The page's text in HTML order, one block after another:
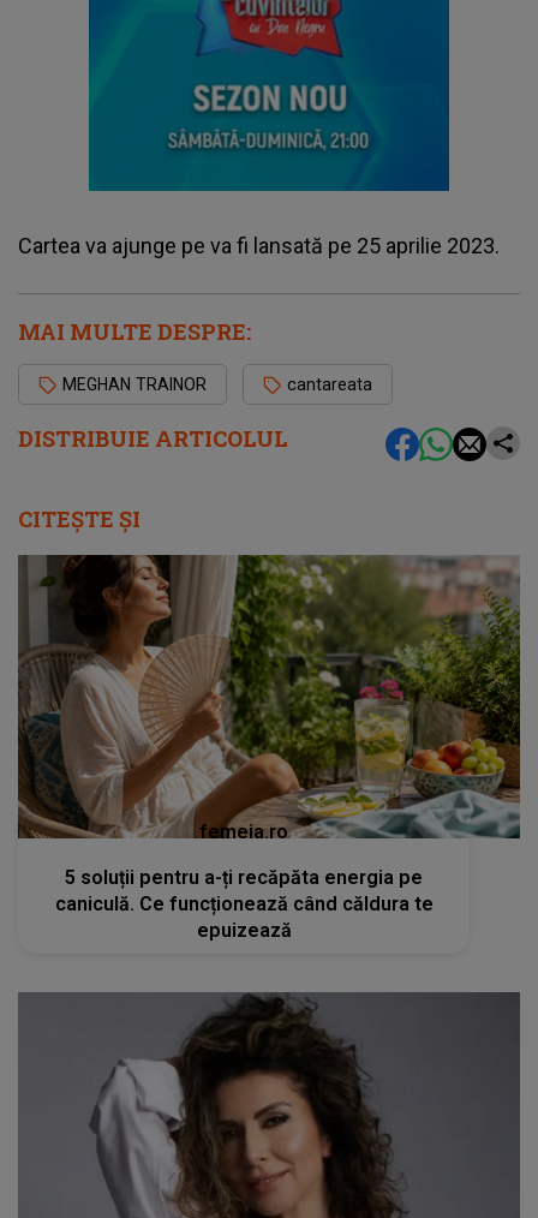
DISTRIBUIE ARTICOLUL
Cartea va ajunge pe va fi lansată pe 25 aprilie 2023.
MAI MULTE DESPRE:
MEGHAN TRAINOR cantareata
CITEȘTE ȘI
femeia.ro
5 soluții pentru a-ți recăpăta energia pe
caniculă. Ce funcționează când căldura te
epuizează